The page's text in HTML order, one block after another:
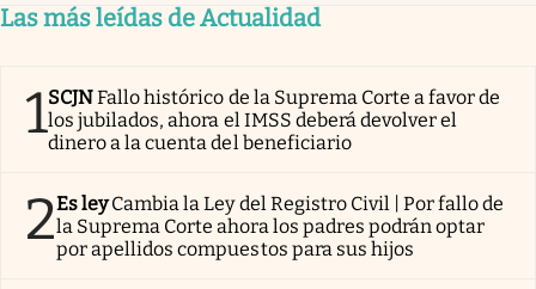
Las más leídas de Actualidad
1SCJNFallo histórico de la Suprema Corte a favor de
los jubilados, ahora el IMSS deberá devolver el
dinero a la cuenta del beneficiario
2Es ley Cambia la Ley del Registro Civil | Por fallo de
la Suprema Corte ahora los padres podrán optar
por apellidos compuestos para sus hijos